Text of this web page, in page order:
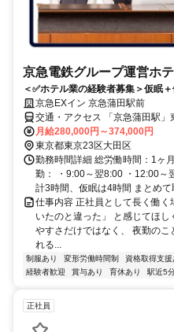
京急電鉄グループ運営ホ
＜✅ホテル業の経験者募集＞仮眠
京急EXイン 京急蒲田駅前
交通・アクセス 「京急蒲田駅」
月給280,000円～374,000円
東京都東京23区大田区
勤務時間詳細 総労働時間：1ヶ
勤： ・9:00～翌8:00 ・12:00
計3時間、仮眠は4時間 まとめて
仕事内容 正社員として長く働
いたのと違った」 と感じてほ
やすさだけではなく、 夜勤の
れる...
制服あり 変形労働時間制 資格取得支援
経験者歓迎
賞与あり 育休あり 駅近5
正社員